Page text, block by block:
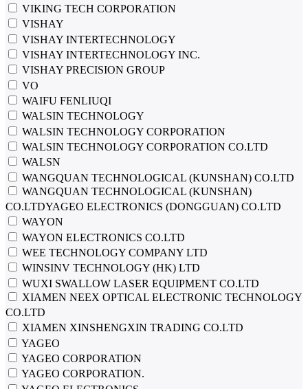
VIKING TECH CORPORATION
VISHAY
VISHAY INTERTECHNOLOGY
VISHAY INTERTECHNOLOGY INC.
VISHAY PRECISION GROUP
VO
WAIFU FENLIUQI
WALSIN TECHNOLOGY
WALSIN TECHNOLOGY CORPORATION
WALSIN TECHNOLOGY CORPORATION CO.LTD
WALSN
WANGQUAN TECHNOLOGICAL (KUNSHAN) CO.LTD
WANGQUAN TECHNOLOGICAL (KUNSHAN)
CO.LTDYAGEO ELECTRONICS (DONGGUAN) CO.LTD
WAYON
WAYON ELECTRONICS CO.LTD
WEE TECHNOLOGY COMPANY LTD
WINSINV TECHNOLOGY (HK) LTD
WUXI SWALLOW LASER EQUIPMENT CO.LTD
XIAMEN NEEX OPTICAL ELECTRONIC TECHNOLOGY
CO.LTD
XIAMEN XINSHENGXIN TRADING CO.LTD
YAGEO
YAGEO CORPORATION
YAGEO CORPORATION.